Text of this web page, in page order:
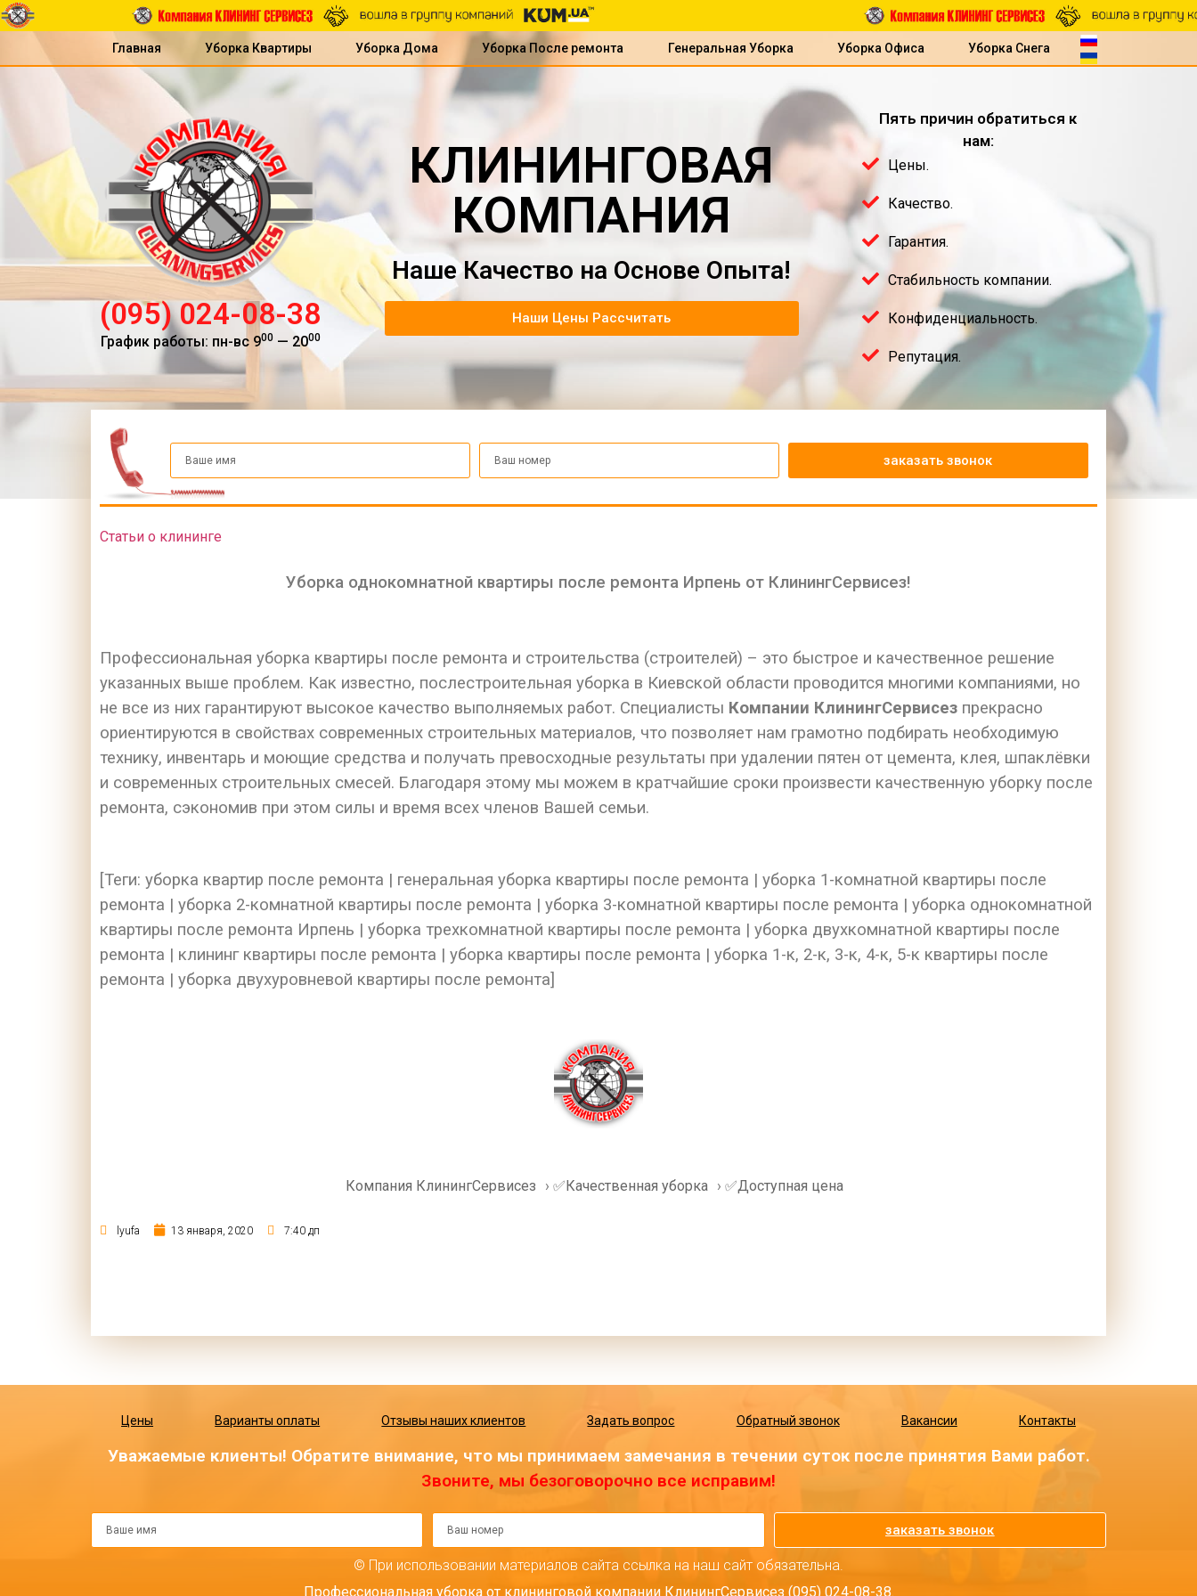
Главная Уборка Квартиры Уборка Дома Уборка После ремонта Генеральная Уборка Уборка Офиса Уборка Снега
(095) 024-08-38
График работы: пн-вс 900— 2000
КЛИНИНГОВАЯ
КОМПАНИЯ
Наше Качество на Основе Опыта!
Наши Цены Рассчитать
Пять причин обратиться к
нам:
Цены.
Качество.
Гарантия.
Стабильность компании.
Конфиденциальность.
Репутация.
заказать звонок
Статьи о клининге
Уборка однокомнатной квартиры после ремонта Ирпень от КлинингСервисез!
Профессиональная уборка квартиры после ремонта и строительства (строителей) – это быстрое и качественное решение
указанных выше проблем. Как известно, послестроительная уборка в Киевской области проводится многими компаниями, но
не все из них гарантируют высокое качество выполняемых работ. Специалисты Компании КлинингСервисез прекрасно
ориентируются в свойствах современных строительных материалов, что позволяет нам грамотно подбирать необходимую
технику, инвентарь и моющие средства и получать превосходные результаты при удалении пятен от цемента, клея, шпаклёвки
и современных строительных смесей. Благодаря этому мы можем в кратчайшие сроки произвести качественную уборку после
ремонта, сэкономив при этом силы и время всех членов Вашей семьи.
[Теги: уборка квартир после ремонта | генеральная уборка квартиры после ремонта | уборка 1-комнатной квартиры после
ремонта | уборка 2-комнатной квартиры после ремонта | уборка 3-комнатной квартиры после ремонта | уборка однокомнатной
квартиры после ремонта Ирпень | уборка трехкомнатной квартиры после ремонта | уборка двухкомнатной квартиры после
ремонта | клининг квартиры после ремонта | уборка квартиры после ремонта | уборка 1-к, 2-к, 3-к, 4-к, 5-к квартиры после
ремонта | уборка двухуровневой квартиры после ремонта]
Компания КлинингСервисез › ✅Качественная уборка › ✅Доступная цена
lyufa 13 января, 2020 7:40 дп
Цены Варианты оплаты Отзывы наших клиентов Задать вопрос Обратный звонок Вакансии Контакты
Уважаемые клиенты! Обратите внимание, что мы принимаем замечания в течении суток после принятия Вами работ.
Звоните, мы безоговорочно все исправим!
заказать звонок
© При использовании материалов сайта ссылка на наш сайт обязательна.
Профессиональная уборка от клининговой компании КлинингСервисез (095) 024-08-38.